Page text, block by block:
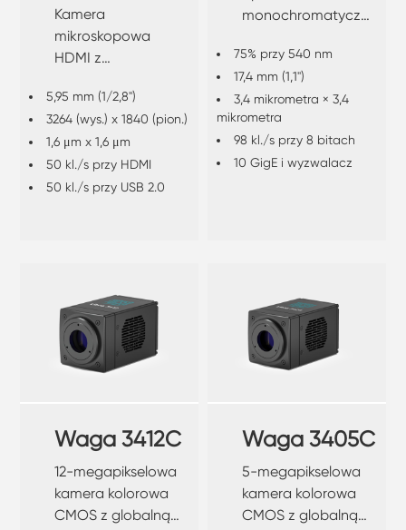
Kamera
mikroskopowa
HDMI z
5,95 mm (1/2,8")
3264 (wys.) x 1840 (pion.)
1,6 μm x 1,6 μm
50 kl./s przy HDMI
50 kl./s przy USB 2.0
monochromatyczny
migawką
75% przy 540 nm
17,4 mm (1,1")
3,4 mikrometra × 3,4
mikrometra
98 kl./s przy 8 bitach
10 GigE i wyzwalacz
Waga 3412C
12-megapikselowa
kamera kolorowa
CMOS z globalną
Waga 3405C
5-megapikselowa
kamera kolorowa
CMOS z globalną